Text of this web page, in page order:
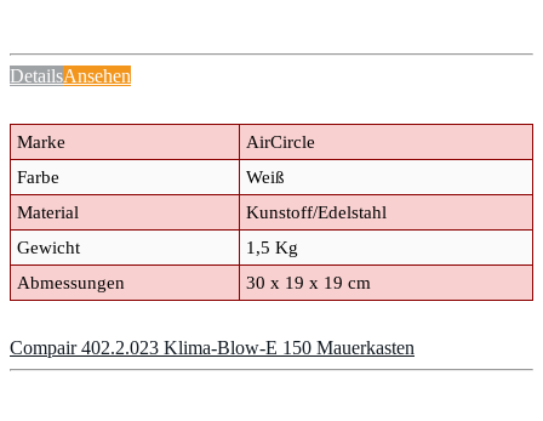
DetailsAnsehen
Marke
AirCircle
Farbe
Weiß
Material
Kunstoff/Edelstahl
Gewicht
1,5 Kg
Abmessungen
30 x 19 x 19 cm
Compair 402.2.023 Klima-Blow-E 150 Mauerkasten